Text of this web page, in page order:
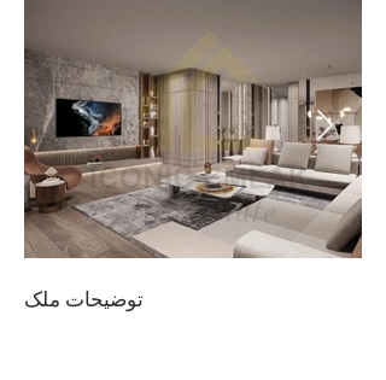
توضیحات ملک